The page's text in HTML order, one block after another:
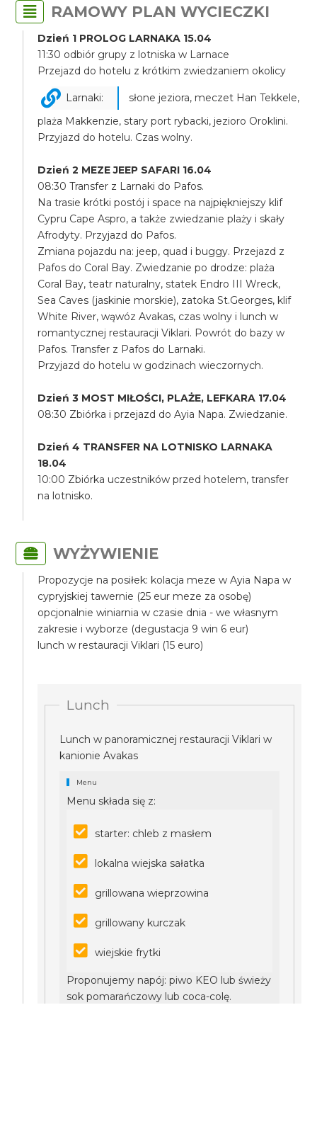
RAMOWY PLAN WYCIECZKI
Dzień 1 PROLOG LARNAKA 15.04
11:30 odbiór grupy z lotniska w Larnace
Przejazd do hotelu z krótkim zwiedzaniem okolicy
Larnaki:
słone jeziora, meczet Han Tekkele,
plaża Makkenzie, stary port rybacki, jezioro Oroklini.
Przyjazd do hotelu. Czas wolny.
Dzień 2 MEZE JEEP SAFARI 16.04
08:30 Transfer z Larnaki do Pafos.
Na trasie krótki postój i space na najpiękniejszy klif
Cypru Cape Aspro, a także zwiedzanie plaży i skały
Afrodyty. Przyjazd do Pafos.
Zmiana pojazdu na: jeep, quad i buggy. Przejazd z
Pafos do Coral Bay. Zwiedzanie po drodze: plaża
Coral Bay, teatr naturalny, statek Endro III Wreck,
Sea Caves (jaskinie morskie), zatoka St.Georges, klif
White River, wąwóz Avakas, czas wolny i lunch w
romantycznej restauracji Viklari. Powrót do bazy w
Pafos. Transfer z Pafos do Larnaki.
Przyjazd do hotelu w godzinach wieczornych.
Dzień 3 MOST MIŁOŚCI, PLAŻE, LEFKARA 17.04
08:30 Zbiórka i przejazd do Ayia Napa. Zwiedzanie.
Dzień 4 TRANSFER NA LOTNISKO LARNAKA
18.04
10:00 Zbiórka uczestników przed hotelem, transfer
na lotnisko.
WYŻYWIENIE
Propozycje na posiłek: kolacja meze w Ayia Napa w
cypryjskiej tawernie (25 eur meze za osobę)
opcjonalnie winiarnia w czasie dnia - we własnym
zakresie i wyborze (degustacja 9 win 6 eur)
lunch w restauracji Viklari (15 euro)
Lunch
Lunch w panoramicznej restauracji Viklari w
kanionie Avakas
Menu
Menu składa się z:
starter: chleb z masłem
lokalna wiejska sałatka
grillowana wieprzowina
grillowany kurczak
wiejskie frytki
Proponujemy napój: piwo KEO lub świeży
sok pomarańczowy lub coca-colę.